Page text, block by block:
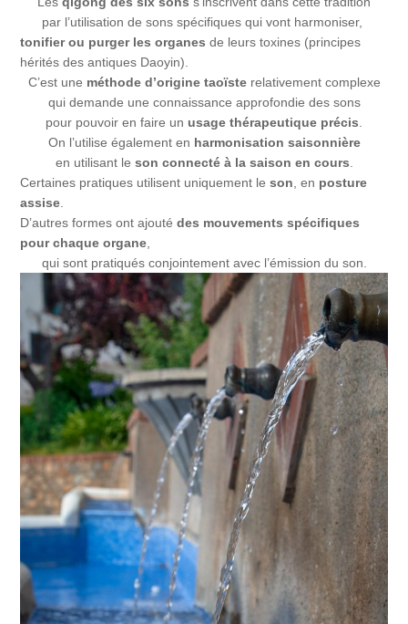
par l’u­ti­li­sa­tion de sons spé­ci­fiques qui vont har­mo­ni­ser,
toni­fier ou pur­ger les organes de leurs toxines (prin­cipes
héri­tés des antiques Daoyin).
C’est une méthode d’origine taoïsterela­ti­ve­ment com­plexe
qui demande une connais­sance appro­fon­die des sons
pour pou­voir en faire un usage thé­ra­peu­tique pré­cis.
On l’u­ti­lise éga­le­ment en har­mo­ni­sa­tion sai­son­nière
en uti­li­sant le son connec­té à la sai­son en cours.
Certaines pratiques utilisent uniquement leson, en posture
assise.
D’autres formes ont ajoutédes mouvements spécifiques
pour chaque organe,
qui sont pratiqués conjointement avec l’émission du son.